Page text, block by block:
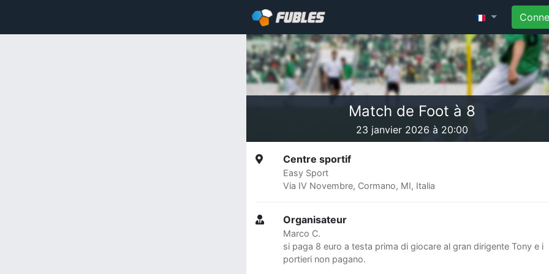
Match de Foot à 8
23 janvier 2026 à 20:00
Centre sportif
Easy Sport
Via IV Novembre, Cormano, MI, Italia
Organisateur
Marco C.
si paga 8 euro a testa prima di giocare al gran dirigente Tony e i
portieri non pagano.